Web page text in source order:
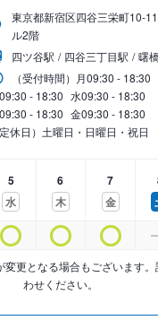
東京都新宿区四谷三栄町10-
ル2階
四ツ谷駅
四谷三丁目駅
曙
（受付時間） 月09:30 - 18:30
09:30 - 18:30 水09:30 - 18:30
09:30 - 18:30 金09:30 - 18:30
定休日）土曜日・日曜日・祝日
5
水
6
木
7
金
変更となる場合もございます
わせください。